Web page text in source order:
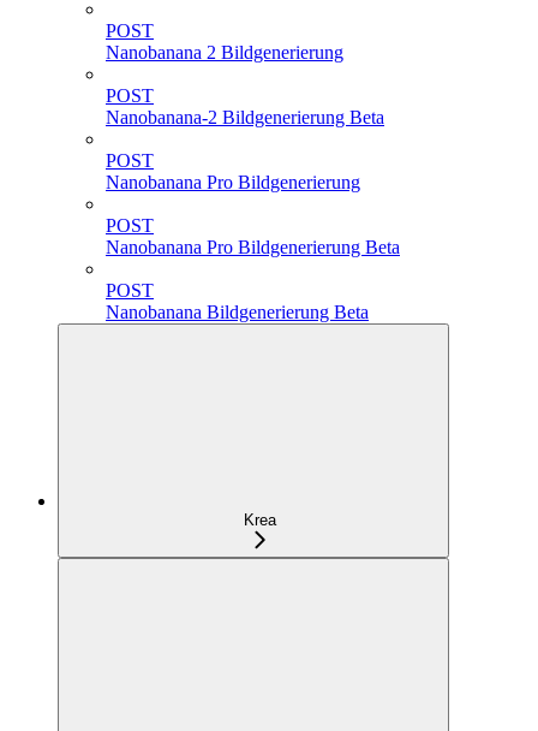
POST
Nanobanana 2 Bildgenerierung
POST
Nanobanana-2 Bildgenerierung Beta
POST
Nanobanana Pro Bildgenerierung
POST
Nanobanana Pro Bildgenerierung Beta
POST
Nanobanana Bildgenerierung Beta
Krea